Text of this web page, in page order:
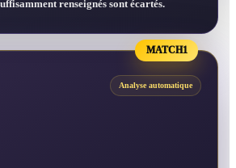
renseignés sont écartés.
MATCH1
Analyse automatique